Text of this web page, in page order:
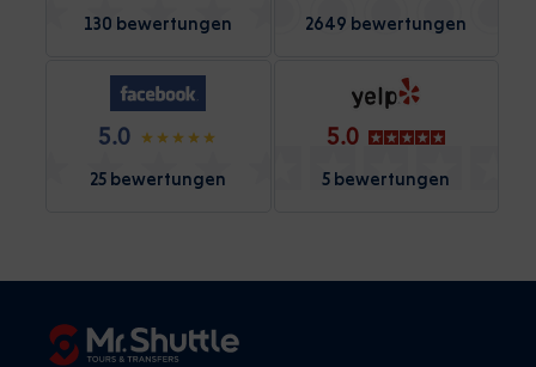
130 bewertungen 2649 bewertungen
5.0
25 bewertungen
5.0
5 bewertungen